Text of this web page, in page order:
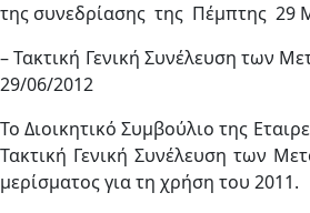
της συνεδρίασης της Πέμπτης 29
– Τακτική Γενική Συνέλευση των
29/06/2012
Το Διοικητικό Συμβούλιο της
Τακτική Γενική Συνέλευση των
μερίσματος για τη χρήση του 2011.